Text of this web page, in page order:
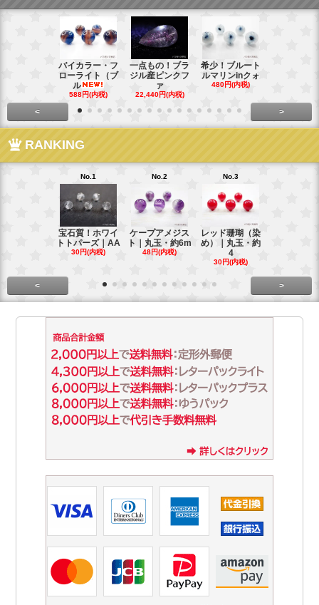
バイカラー・フ
ローライト（ブ
ル
588円(内税)
一点もの！ブラ
ジル産ピンクフ
ァ
22,440円(内税)
希少！ブルート
ルマリンinクォ
480円(内税)
< >
RANKING
No.1
宝石質！ホワイ
トトパーズ｜AA
30円(内税)
No.2
ケープアメジス
ト｜丸玉・約6m
48円(内税)
No.3
レッド珊瑚（染
め）｜丸玉・約
4
30円(内税)
< >